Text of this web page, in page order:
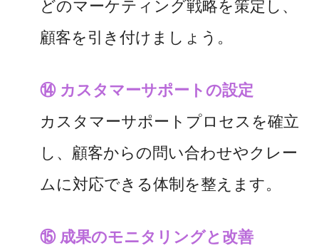
どのマーケティング戦略を策定し、
顧客を引き付けましょう。
⑭ カスタマーサポートの設定
カスタマーサポートプロセスを確立
し、顧客からの問い合わせやクレー
ムに対応できる体制を整えます。
⑮ 成果のモニタリングと改善